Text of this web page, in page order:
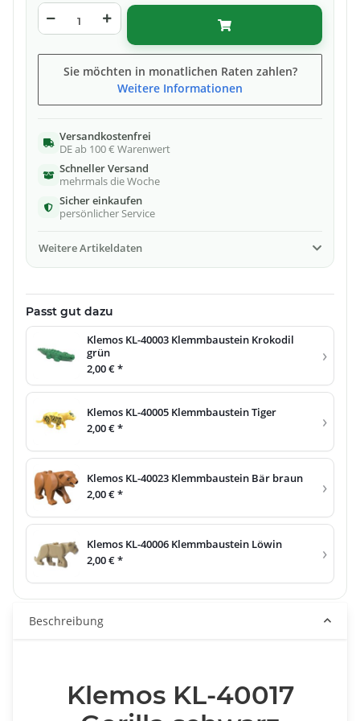
Sie möchten in monatlichen Raten zahlen?
Weitere Informationen
Versandkostenfrei
DE ab 100 € Warenwert
Schneller Versand
mehrmals die Woche
Sicher einkaufen
persönlicher Service
Weitere Artikeldaten
Passt gut dazu
Klemos KL-40003 Klemmbaustein Krokodil
grün
2,00 €*
›
Klemos KL-40005 Klemmbaustein Tiger
2,00 €* ›
Klemos KL-40023 Klemmbaustein Bär braun
2,00 €* ›
Klemos KL-40006 Klemmbaustein Löwin
2,00 €* ›
Beschreibung
Klemos KL-40017